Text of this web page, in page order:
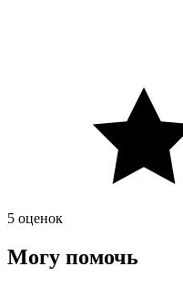
5 оценок
Могу помочь